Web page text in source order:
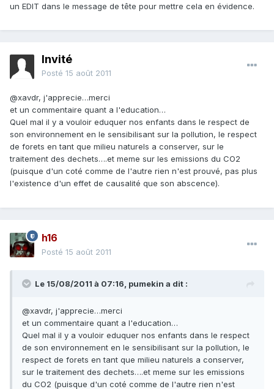
un EDIT dans le message de tête pour mettre cela en évidence.
Invité
Posté 15 août 2011
@xavdr, j'apprecie…merci
et un commentaire quant a l'education…
Quel mal il y a vouloir eduquer nos enfants dans le respect de
son environnement en le sensibilisant sur la pollution, le respect
de forets en tant que milieu naturels a conserver, sur le
traitement des dechets….et meme sur les emissions du CO2
(puisque d'un coté comme de l'autre rien n'est prouvé, pas plus
l'existence d'un effet de causalité que son abscence).
h16
Posté 15 août 2011
Le 15/08/2011 à 07:16, pumekin a dit :
@xavdr, j'apprecie…merci
et un commentaire quant a l'education…
Quel mal il y a vouloir eduquer nos enfants dans le respect
de son environnement en le sensibilisant sur la pollution, le
respect de forets en tant que milieu naturels a conserver,
sur le traitement des dechets….et meme sur les emissions
du CO2 (puisque d'un coté comme de l'autre rien n'est